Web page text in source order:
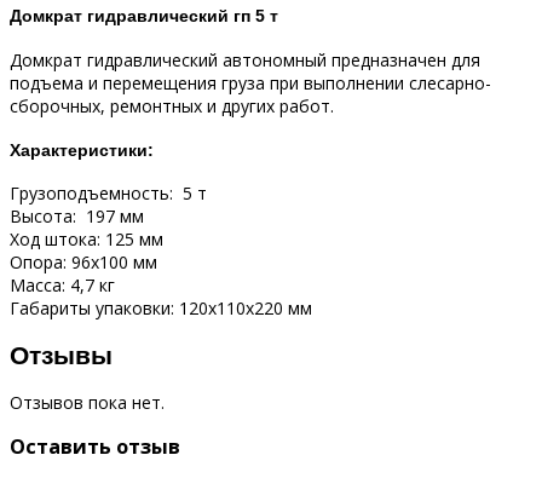
Домкрат гидравлический гп 5 т
Домкрат гидравлический автономный предназначен для
подъема и перемещения груза при выполнении слесарно-
сборочных, ремонтных и других работ.
Характеристики:
Грузоподъемность: 5 т
Высота: 197 мм
Ход штока: 125 мм
Опора: 96х100 мм
Масса: 4,7 кг
Габариты упаковки: 120х110х220 мм
Отзывы
Отзывов пока нет.
Оставить отзыв